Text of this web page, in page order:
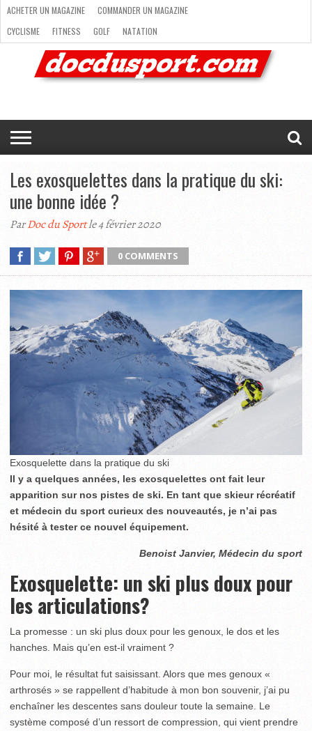
ACHETER
MAGAZINE
COMMANDER
UN
MAGAZINE
CYCLISME
FITNESS
GOLF
NATATION
RANDONNÉE
RUNNING
SKI
TRAIL
RUNNING
TRIATHLON
VOILE
NEWSLETTER
MAG’
EN
LIGNE
NOUS
CONTACTER
ACHETER UN MAGAZINE
COMMANDER UN MAGAZINE
CYCLISME
FITNESS GOLF
NATATION
RANDONNÉE
RUNNING SKI
TRAIL RUNNING
TRIATHLON
VOILE NEWSLETTER
MAG’ EN LIGNE
Les exosquelettes dans la pratique du ski:
une bonne idée ?
ParDoc du Sportle 4 février 2020
0 COMMENTS
Exosquelette dans la pratique du ski
Il y a quelques années, les exosquelettes ont fait leur
apparition sur nos pistes de ski. En tant que skieur récréatif
et médecin du sport curieux des nouveautés, je n’ai pas
hésité à tester ce nouvel équipement.
Benoist Janvier, Médecin du sport
Exosquelette: un ski plus doux pour
les articulations?
La promesse : un ski plus doux pour les genoux, le dos et les
hanches. Mais qu’en est-il vraiment ?
Pour moi, le résultat fut saisissant. Alors que mes genoux «
arthrosés » se rappellent d’habitude à mon bon souvenir, j’ai pu
enchaîner les descentes sans douleur toute la semaine. Le
système composé d’un ressort de compression, qui vient prendre